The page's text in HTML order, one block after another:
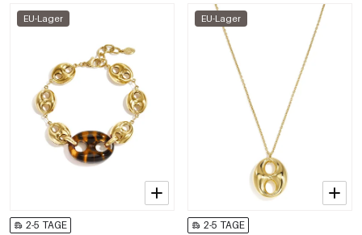
EU-Lager
2-5 TAGE
EU-Lager
2-5 TAGE